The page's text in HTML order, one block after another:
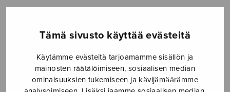
Tämä sivusto käyttää evästeitä
Käytämme evästeitä tarjoamamme sisällön ja
mainosten räätälöimiseen, sosiaalisen median
ominaisuuksien tukemiseen ja kävijämäärämme